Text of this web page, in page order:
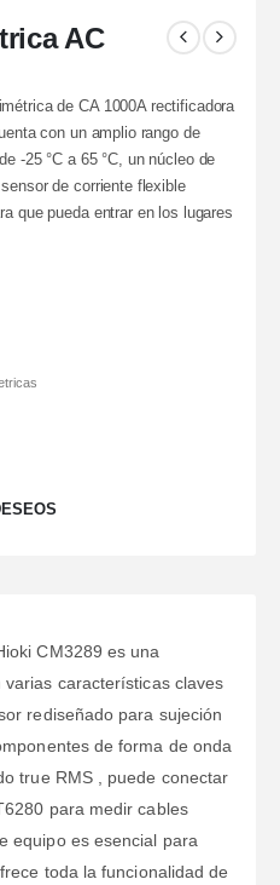
AC
de CA 1000A rectificadora
con un amplio rango de
-25 °C a 65 °C, un núcleo de
de corriente flexible
que pueda entrar en los lugares
CM3289 es una
características claves
rediseñado para sujeción
de forma de onda
true RMS , puede conectar
para medir cables
equipo es esencial para
toda la funcionalidad de